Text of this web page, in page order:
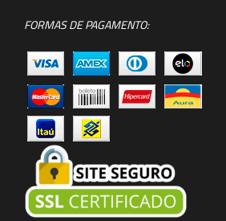
FORMAS DE PAGAMENTO: